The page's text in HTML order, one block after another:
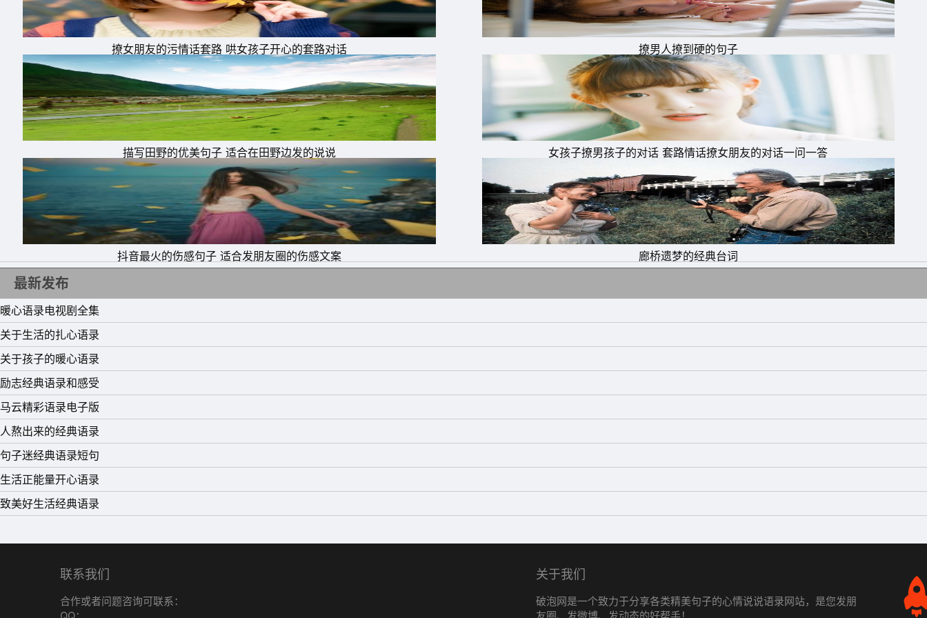
撩女朋友的污情话套路 哄女孩子开心的套路对话 撩男人撩到硬的句子
描写田野的优美句子 适合在田野边发的说说 女孩子撩男孩子的对话 套路情话撩女朋友的对话一问一答
抖音最火的伤感句子 适合发朋友圈的伤感文案 廊桥遗梦的经典台词
最新发布
暖心语录电视剧全集
关于生活的扎心语录
关于孩子的暖心语录
励志经典语录和感受
马云精彩语录电子版
人熬出来的经典语录
句子迷经典语录短句
生活正能量开心语录
致美好生活经典语录
联系我们
合作或者问题咨询可联系：
QQ：
关于我们
破泡网是一个致力于分享各类精美句子的心情说说语录网站，是您发朋
友圈、发微博、发动态的好帮手！